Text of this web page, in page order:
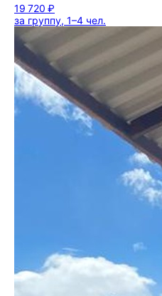
19 720 ₽
за группу, 1–4 чел.